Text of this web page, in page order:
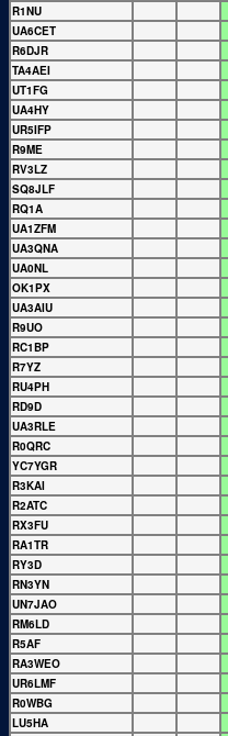
R1NU
UA6CET
R6DJR
TA4AEI
UT1FG
UA4HY
UR5IFP
R9ME
RV3LZ
SQ8JLF
RQ1A
UA1ZFM
UA3QNA
UA0NL
OK1PX
UA3AIU
R9UO
RC1BP
R7YZ
RU4PH
RD9D
UA3RLE
R0QRC
YC7YGR
R3KAI
R2ATC
RX3FU
RA1TR
RY3D
RN3YN
UN7JAO
RM6LD
R5AF
RA3WEO
UR6LMF
R0WBG
LU5HA